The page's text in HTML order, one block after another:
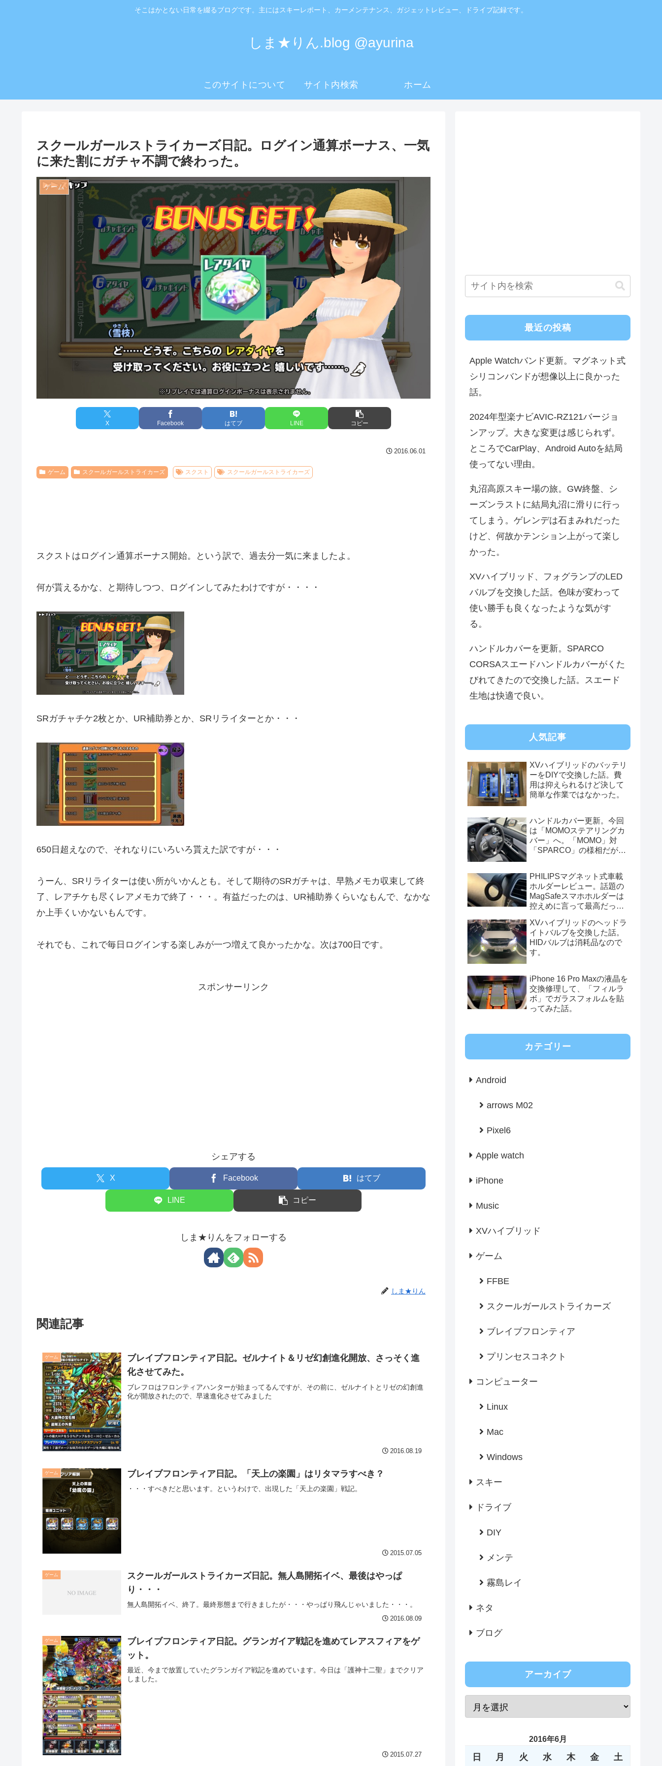
そこはかとない日常を綴るブログです。主にはスキーレポート、カーメンテナンス、ガジェットレビュー、ドライブ記録です。
しま★りん.blog @ayurina
このサイトについて サイト内検索 ホーム
スクールガールストライカーズ日記。ログイン通算ボーナス、一気
に来た割にガチャ不調で終わった。
ゲーム
X Facebook はてブ LINE コピー
2016.06.01
ゲーム スクールガールストライカーズ スクスト スクールガールストライカーズ
スクストはログイン通算ボーナス開始。という訳で、過去分一気に来ましたよ。
何が貰えるかな、と期待しつつ、ログインしてみたわけですが・・・・
SRガチャチケ2枚とか、UR補助券とか、SRリライターとか・・・
650日超えなので、それなりにいろいろ貰えた訳ですが・・・
うーん、SRリライターは使い所がいかんとも。そして期待のSRガチャは、早熟メモカ収束して終
了、レアチケも尽くレアメモカで終了・・・。有益だったのは、UR補助券くらいなもんで、なかな
か上手くいかないもんです。
それでも、これで毎日ログインする楽しみが一つ増えて良かったかな。次は700日です。
スポンサーリンク
シェアする
X Facebook はてブ
LINE コピー
しま★りんをフォローする
しま★りん
関連記事
ゲーム
ブレイブフロンティア日記。ゼルナイト＆リゼ幻創進化開放、さっそく進
化させてみた。
ブレフロはフロンティアハンターが始まってるんですが、その前に、ゼルナイトとリゼの幻創進
化が開放されたので、早速進化させてみました
2016.08.19
ゲーム ブレイブフロンティア日記。「天上の楽園」はリタマラすべき？
・・・すべきだと思います。というわけで、出現した「天上の楽園」戦記。
2015.07.05
ゲーム
スクールガールストライカーズ日記。無人島開拓イベ、最後はやっぱ
り・・・
無人島開拓イベ、終了。最終形態まで行きましたが・・・やっぱり飛んじゃいました・・・。
2016.08.09
ゲーム
ブレイブフロンティア日記。グランガイア戦記を進めてレアスフィアをゲ
ット。
最近、今まで放置していたグランガイア戦記を進めています。今日は「護神十二聖」までクリア
しました。
2015.07.27
最近の投稿
Apple Watchバンド更新。マグネット式
シリコンバンドが想像以上に良かった
話。
2024年型楽ナビAVIC-RZ121バージョ
ンアップ。大きな変更は感じられず。
ところでCarPlay、Android Autoを結局
使ってない理由。
丸沼高原スキー場の旅。GW終盤、シ
ーズンラストに結局丸沼に滑りに行っ
てしまう。ゲレンデは石まみれだった
けど、何故かテンション上がって楽し
かった。
XVハイブリッド、フォグランプのLED
バルブを交換した話。色味が変わって
使い勝手も良くなったような気がす
る。
ハンドルカバーを更新。SPARCO
CORSAスエードハンドルカバーがくた
びれてきたので交換した話。スエード
生地は快適で良い。
人気記事
XVハイブリッドのバッテリ
ーをDIYで交換した話。費
用は抑えられるけど決して
簡単な作業ではなかった。
ハンドルカバー更新。今回
は「MOMOステアリングカ
バー」へ。「MOMO」対
「SPARCO」の様相だが、
PHILIPSマグネット式車載
ホルダーレビュー。話題の
MagSafeスマホホルダーは
控えめに言って最高だっ
XVハイブリッドのヘッドラ
イトバルブを交換した話。
HIDバルブは消耗品なので
す。
iPhone 16 Pro Maxの液晶を
交換修理して、「フィルラ
ボ」でガラスフォルムを貼
ってみた話。
カテゴリー
Android
arrows M02
Pixel6
Apple watch
iPhone
Music
XVハイブリッド
ゲーム
FFBE
スクールガールストライカーズ
ブレイブフロンティア
プリンセスコネクト
コンピューター
Linux
Mac
Windows
スキー
ドライブ
DIY
メンテ
霧島レイ
ネタ
ブログ
アーカイブ
2016年6月
日 月 火 水 木 金 土